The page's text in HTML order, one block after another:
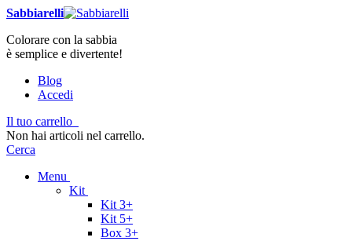
Sabbiarelli
Colorare con la sabbia
è semplice e divertente!
Blog
Accedi
Il tuo carrello
Non hai articoli nel carrello.
Cerca
Menu
Kit
Kit 3+
Kit 5+
Box 3+